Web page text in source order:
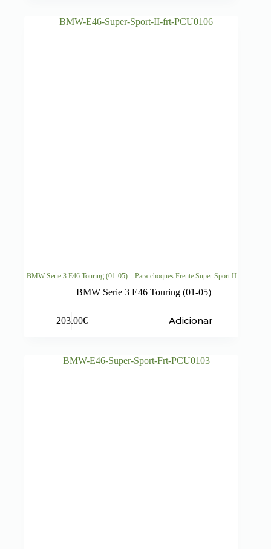
BMW Serie 3 E46 Touring (01-05) – Para-choques Frente Super Sport II
BMW Serie 3 E46 Touring (01-05)
203.00€ Adicionar